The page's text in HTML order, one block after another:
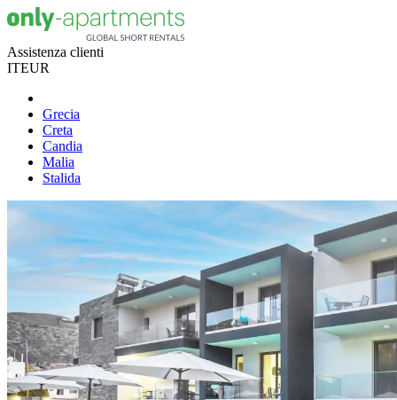
Assistenza clienti
ITEUR
Grecia
Creta
Candia
Malia
Stalida